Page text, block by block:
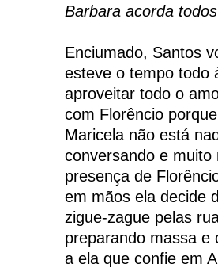
Barbara acorda
Enciumado, Santos
esteve o tempo todo
aproveitar todo o
com Florêncio
Maricela não está
conversando e
presença de
em mãos ela decide
zigue-zague pelas
preparando massa e
a ela que confie em